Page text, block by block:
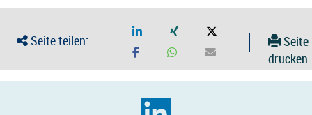
Seite teilen:
Seite
drucken